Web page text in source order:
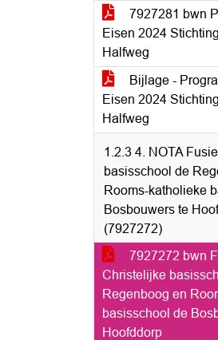
7927281 bwn
Eisen 2024
Halfweg
Bijlage -
Eisen 2024
Halfweg
1.2.3 4. NOTA
basisschool de
Rooms-katholieke
Bosbouwers te
(7927272)
7927272 bwn
Christelijke
Regenboog en
basisschool de
Hoofddorp